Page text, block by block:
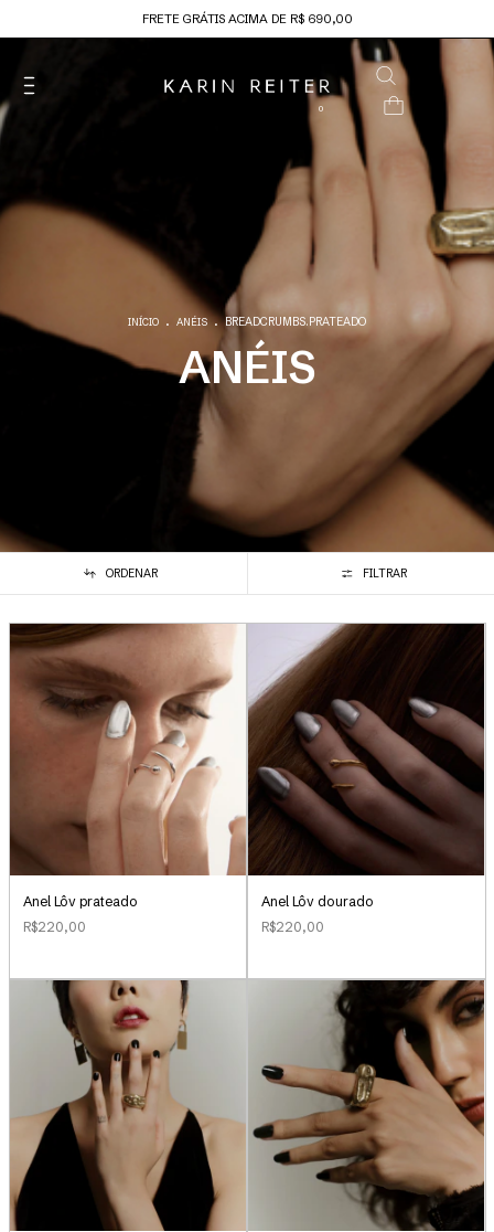
FRETE GRÁTIS ACIMA DE R$ 690,00
0
INÍCIO . ANÉIS . BREADCRUMBS.PRATEADO
ANÉIS
ORDENAR FILTRAR
Anel Lôv prateado
R$220,00
Anel Lôv dourado
R$220,00